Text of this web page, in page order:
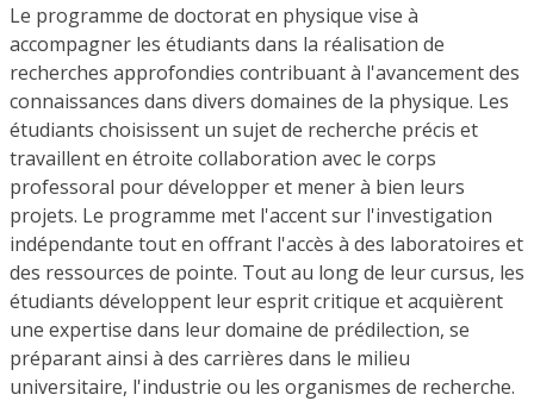
Le programme de doctorat en physique vise à
accompagner les étudiants dans la réalisation de
recherches approfondies contribuant à l'avancement des
connaissances dans divers domaines de la physique. Les
étudiants choisissent un sujet de recherche précis et
travaillent en étroite collaboration avec le corps
professoral pour développer et mener à bien leurs
projets. Le programme met l'accent sur l'investigation
indépendante tout en offrant l'accès à des laboratoires et
des ressources de pointe. Tout au long de leur cursus, les
étudiants développent leur esprit critique et acquièrent
une expertise dans leur domaine de prédilection, se
préparant ainsi à des carrières dans le milieu
universitaire, l'industrie ou les organismes de recherche.